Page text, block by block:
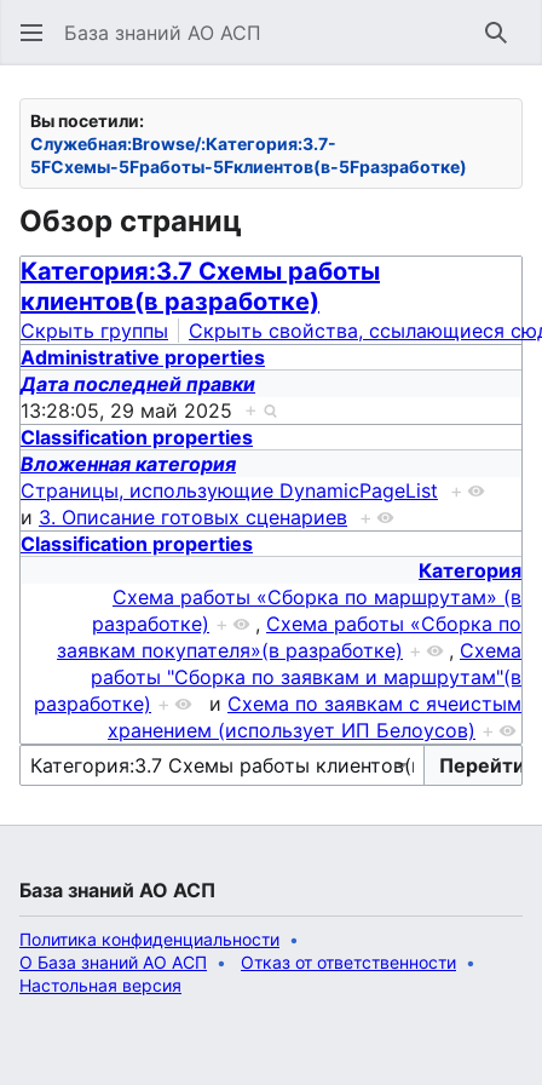
База знаний АО АСП
Вы посетили:
Служебная:Browse/:Категория:3.7-
5FСхемы-5Fработы-5Fклиентов(в-5Fразработке)
Обзор страниц
Категория:3.7 Схемы работы
клиентов(в разработке)
Скрыть группы
Скрыть свойства, ссылающиеся
Administrative properties
Дата последней правки
13:28:05, 29 май 2025 +
Classification properties
Вложенная категория
Страницы, использующие DynamicPageList +
и 3. Описание готовых сценариев +
Classification properties
Категория
Схема работы «Сборка по маршрутам» (в
разработке) + , Схема работы «Сборка по
заявкам покупателя»(в разработке) + , Схема
работы "Сборка по заявкам и маршрутам"(в
разработке) + и Схема по заявкам с ячеистым
хранением (использует ИП Белоусов) +
База знаний АО АСП
Политика конфиденциальности
О База знаний АО АСП
Отказ от ответственности
Настольная версия